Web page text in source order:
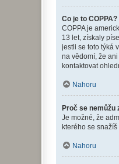
Co je to COPPA?
COPPA je
13 let, získaly
jestli se toto týká
na vědomí, že
kontaktovat
Nahoru
Proč se nemůžu
Je možné, že
kterého se
Nahoru